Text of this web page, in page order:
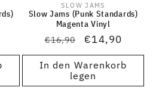
Anbieter:
SLOW JAMS
Slow Jams (Punk Standards)
Magenta Vinyl
Normaler
Preis
€16,90 Verkaufspreis
€14,90
In den Warenkorb
legen